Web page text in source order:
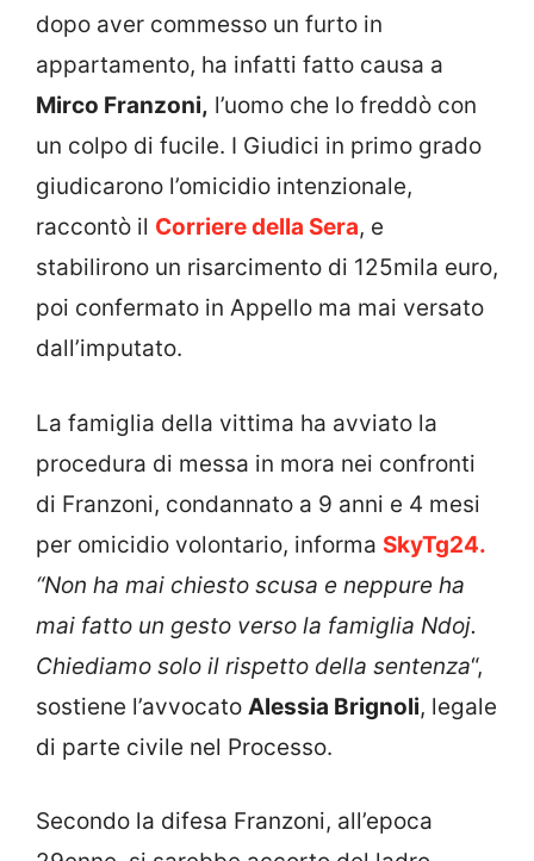
dopo aver commesso un furto in
appartamento, ha infatti fatto causa a
Mirco Franzoni, l’uomo che lo freddò con
un colpo di fucile. I Giudici in primo grado
giudicarono l’omicidio intenzionale,
raccontò il Corriere della Sera, e
stabilirono un risarcimento di 125mila euro,
poi confermato in Appello ma mai versato
dall’imputato.
La famiglia della vittima ha avviato la
procedura di messa in mora nei confronti
di Franzoni, condannato a 9 anni e 4 mesi
per omicidio volontario, informa SkyTg24.
“Non ha mai chiesto scusa e neppure ha
mai fatto un gesto verso la famiglia Ndoj.
Chiediamo solo il rispetto della sentenza“,
sostiene l’avvocato Alessia Brignoli, legale
di parte civile nel Processo.
Secondo la difesa Franzoni, all’epoca